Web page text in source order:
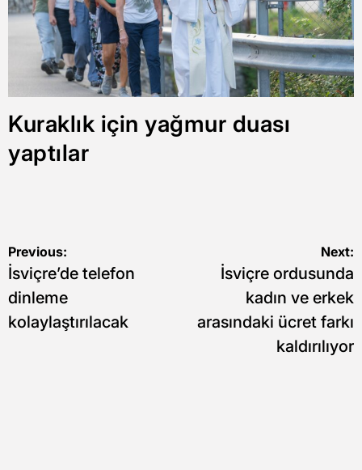
Kuraklık için yağmur duası
yaptılar
Yazı
gezinmesi
Previous:
İsviçre’de telefon
dinleme
kolaylaştırılacak
Next:
İsviçre ordusunda
kadın ve erkek
arasındaki ücret farkı
kaldırılıyor